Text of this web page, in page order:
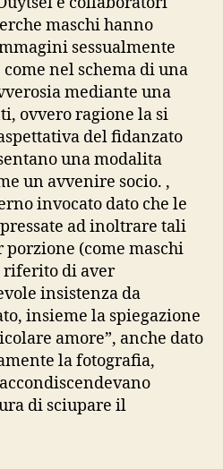
vincolo
affettiva
maschi hanno
sessualmente
nel schema di una
mediante una
ovvero ragione la si
del fidanzato
una modalita
un avvenire socio. ,
invocato dato che le
ad inoltrare tali
(come maschi
riferito di aver
insistenza da
insieme la spiegazione
amore”, anche dato
la fotografia,
di sciupare il